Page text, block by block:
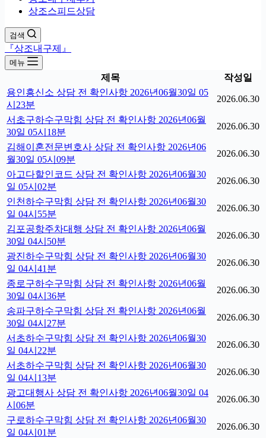
상조스피드상담
검색
『상조내구제』
메뉴
제목
작성일
용인흥신소 상담 전 확인사항 2026년06월30일 05
시23분
2026.06.30
서초구하수구막힘 상담 전 확인사항 2026년06월
30일 05시18분
2026.06.30
김해이혼전문변호사 상담 전 확인사항 2026년06
월30일 05시09분
2026.06.30
아고다할인코드 상담 전 확인사항 2026년06월30
일 05시02분
2026.06.30
인천하수구막힘 상담 전 확인사항 2026년06월30
일 04시55분
2026.06.30
김포공항주차대행 상담 전 확인사항 2026년06월
30일 04시50분
2026.06.30
광진하수구막힘 상담 전 확인사항 2026년06월30
일 04시41분
2026.06.30
종로구하수구막힘 상담 전 확인사항 2026년06월
30일 04시36분
2026.06.30
송파구하수구막힘 상담 전 확인사항 2026년06월
30일 04시27분
2026.06.30
서초하수구막힘 상담 전 확인사항 2026년06월30
일 04시22분
2026.06.30
서초하수구막힘 상담 전 확인사항 2026년06월30
일 04시13분
2026.06.30
광고대행사 상담 전 확인사항 2026년06월30일 04
시06분
2026.06.30
구로하수구막힘 상담 전 확인사항 2026년06월30
일 04시01분
2026.06.30